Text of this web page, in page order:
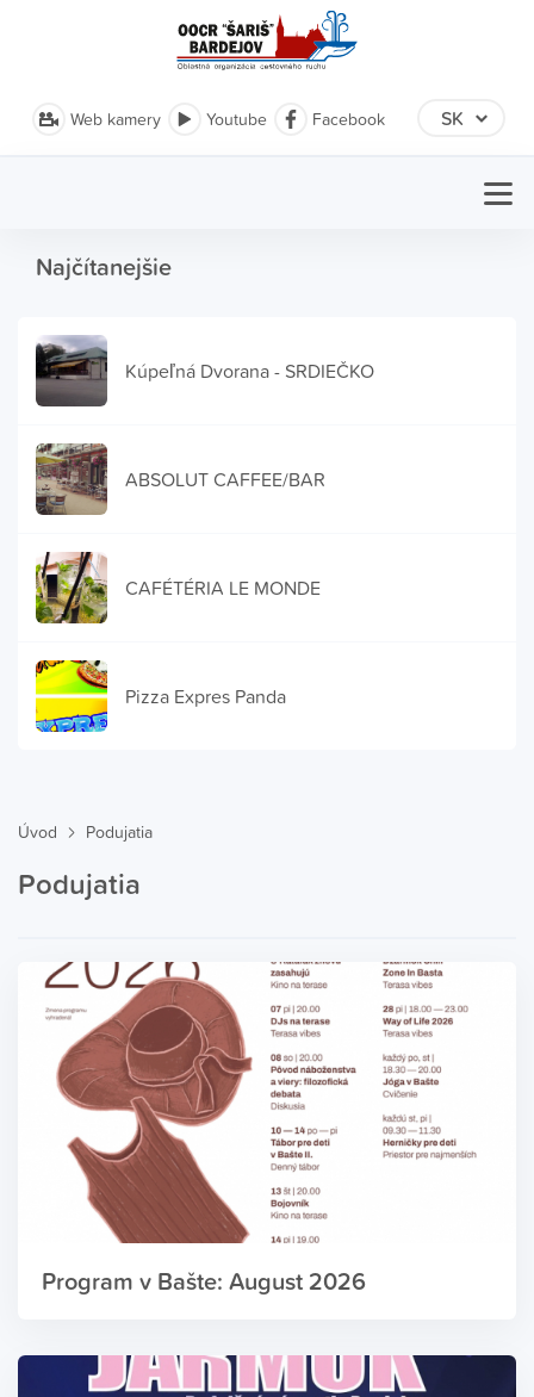
Web kamery Youtube Facebook
Najčítanejšie
Kúpeľná Dvorana - SRDIEČKO
ABSOLUT CAFFEE/BAR
CAFÉTÉRIA LE MONDE
Pizza Expres Panda
Úvod Podujatia
Podujatia
Program v Bašte: August 2026